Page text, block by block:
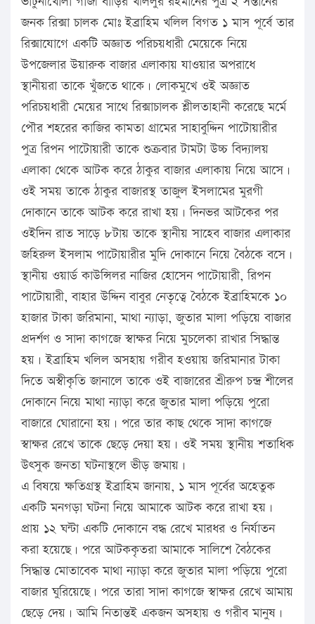
জনক রিক্সা চালক মোঃ ইব্রাহিম খলিল বিগত ১ মাস পূর্বে তার
রিক্সাযোগে একটি অজ্ঞাত পরিচয়ধারী মেয়েকে নিয়ে
উপজেলার উয়ারুক বাজার এলাকায় যাওয়ার অপরাধে
স্থানীয়রা তাকে খুঁজতে থাকে। লোকমুখে ওই অজ্ঞাত
পরিচয়ধারী মেয়ের সাথে রিক্সাচালক শ্লীলতাহানী করেছে মর্মে
পৌর শহরের কাজির কামতা গ্রামের সাহাবুদ্দিন পাটোয়ারীর
পুত্র রিপন পাটোয়ারী তাকে শুক্রবার টামটা উচ্চ বিদ্যালয়
এলাকা থেকে আটক করে ঠাকুর বাজার এলাকায় নিয়ে আসে।
ওই সময় তাকে ঠাকুর বাজারস্থ তাজুল ইসলামের মুরগী
দোকানে তাকে আটক করে রাখা হয়। দিনভর আটকের পর
ওইদিন রাত সাড়ে ৮টায় তাকে স্থানীয় সাহেব বাজার এলাকার
জহিরুল ইসলাম পাটোয়ারীর মুদি দোকানে নিয়ে বৈঠকে বসে।
স্থানীয় ওয়ার্ড কাউন্সিলর নাজির হোসেন পাটোয়ারী, রিপন
পাটোয়ারী, বাহার উদ্দিন বাবুর নেতৃত্বে বৈঠকে ইব্রাহিমকে ১০
হাজার টাকা জরিমানা, মাথা ন্যাড়া, জুতার মালা পড়িয়ে বাজার
প্রদর্শণ ও সাদা কাগজে স্বাক্ষর নিয়ে মুচলেকা রাখার সিদ্ধান্ত
হয়। ইব্রাহিম খলিল অসহায় গরীব হওয়ায় জরিমানার টাকা
দিতে অস্বীকৃতি জানালে তাকে ওই বাজারের শ্রীরুপ চন্দ্র শীলের
দোকানে নিয়ে মাথা ন্যাড়া করে জুতার মালা পড়িয়ে পুরো
বাজারে ঘোরানো হয়। পরে তার কাছ থেকে সাদা কাগজে
স্বাক্ষর রেখে তাকে ছেড়ে দেয়া হয়। ওই সময় স্থানীয় শতাধিক
উৎসুক জনতা ঘটনাস্থলে ভীড় জমায়।
এ বিষয়ে ক্ষতিগ্রস্থ ইব্রাহিম জানায়, ১ মাস পূর্বের অহেতুক
একটি মনগড়া ঘটনা নিয়ে আমাকে আটক করে রাখা হয়।
প্রায় ১২ ঘন্টা একটি দোকানে বদ্ধ রেখে মারধর ও নির্যাতন
করা হয়েছে। পরে আটককৃতরা আমাকে সালিশে বৈঠকের
সিদ্ধান্ত মোতাবেক মাথা ন্যাড়া করে জুতার মালা পড়িয়ে পুরো
বাজার ঘুরিয়েছে। পরে তারা সাদা কাগজে স্বাক্ষর রেখে আমায়
ছেড়ে দেয়। আমি নিতান্তই একজন অসহায় ও গরীব মানুষ।